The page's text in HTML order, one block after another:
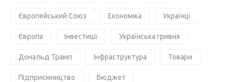
Європейський Союз Економіка Українці
Європа Інвестиції Українська гривня
Дональд Трамп Інфраструктура Товари
Підприємництво Бюджет